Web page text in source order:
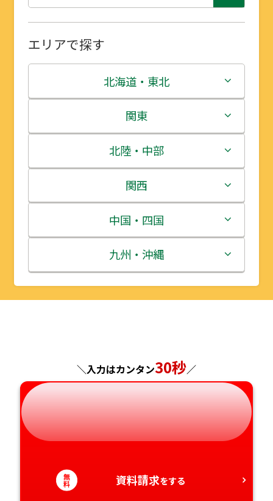
エリアで探す
北海道・東北
北海道
青森県
岩手県
宮城県
秋田県
山形県
関東
茨城県
栃木県
群馬県
埼玉県
千葉県
北陸・中部
新潟県
富山県
石川県
福井県
岐阜県
静岡県
関西
三重県
滋賀県
京都府
和歌山県
中国・四国
鳥取県
島根県
徳島県
愛媛県
九州・沖縄
福岡県
大分県
＼入力はカンタン30秒／
無
料 資料請求をする